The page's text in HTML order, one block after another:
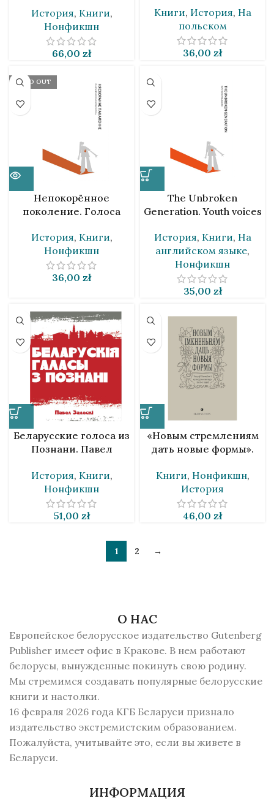
История, Книги,
Нонфикшн
66,00 zł
Книги, История, На
польском
36,00 zł
SOLD OUT
Непокорённое
поколение. Голоса
2020-го [BLR]
История, Книги,
Нонфикшн
36,00 zł
The Unbroken
Generation. Youth voices
История, Книги, На
английском языке,
Нонфикшн
35,00 zł
Беларусские голоса из
Познани. Павел
История, Книги,
Нонфикшн
51,00 zł
«Новым стремлениям
дать новые формы».
культурный дискурс
1920-х годов [BLR]
Книги, Нонфикшн,
История
46,00 zł
1 2 →
О НАС
Европейское белорусское издательство Gutenberg
Publisher имеет офис в Кракове. В нем работают
белорусы, вынужденные покинуть свою родину.
Мы стремимся создавать популярные белорусские
книги и настолки.
16 февраля 2026 года КГБ Беларуси признало
издательство экстремистским образованием.
Пожалуйста, учитывайте это, если вы живете в
Беларуси.
ИНФОРМАЦИЯ